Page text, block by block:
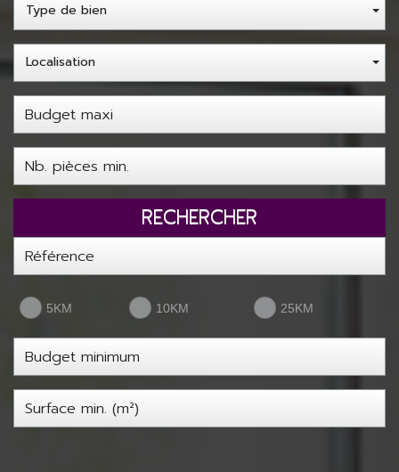
Type de bien
Localisation
RECHERCHER
5KM 10KM 25KM